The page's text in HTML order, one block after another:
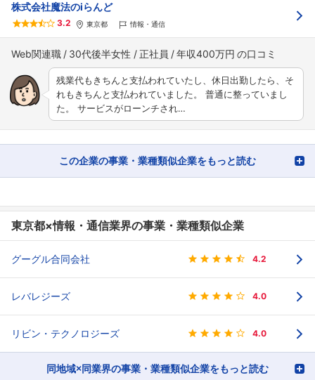
株式会社魔法のiらんど
3.2 東京都 情報・通信
Web関連職 30代後半女性 正社員 年収400万円
残業代もきちんと支払われていたし、休日出勤したら、そ
れもきちんと支払われていました。 普通に整っていまし
た。 サービスがローンチされ…
この企業の事業・業種類似企業をもっと読む
東京都×情報・通信業界の事業・業種類似企業
グーグル合同会社 4.2
レバレジーズ 4.0
リビン・テクノロジーズ 4.0
同地域×同業界の事業・業種類似企業をもっと読む